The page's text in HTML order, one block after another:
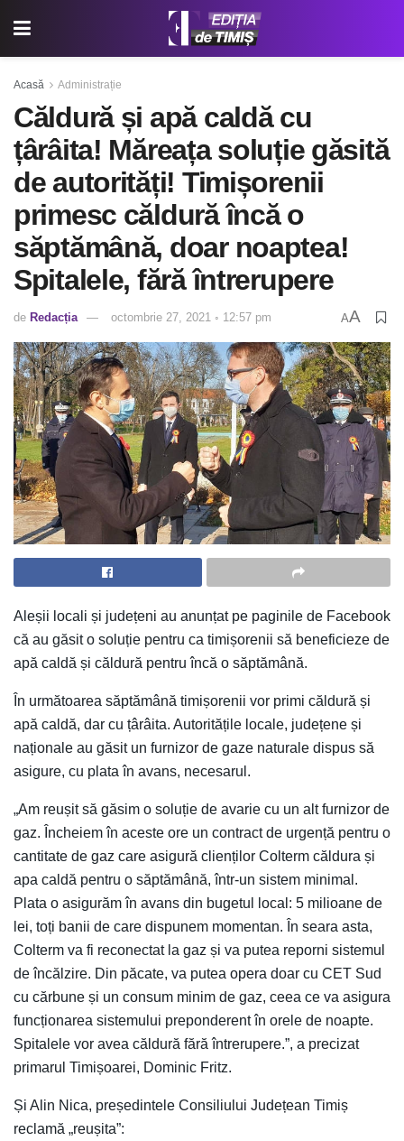
Acasă Administrație
Căldură și apă caldă cu
țârâita! Măreața soluție găsită
de autorități! Timișorenii
primesc căldură încă o
săptămână, doar noaptea!
Spitalele, fără întrerupere
de Redacția octombrie 27, 2021 ◦ 12:57 pm AA
Aleșii locali și județeni au anunțat pe paginile de Facebook
că au găsit o soluție pentru ca timișorenii să beneficieze de
apă caldă și căldură pentru încă o săptămână.
În următoarea săptămână timișorenii vor primi căldură și
apă caldă, dar cu țârâita. Autoritățile locale, județene și
naționale au găsit un furnizor de gaze naturale dispus să
asigure, cu plata în avans, necesarul.
„Am reușit să găsim o soluție de avarie cu un alt furnizor de
gaz. Încheiem în aceste ore un contract de urgență pentru o
cantitate de gaz care asigură clienților Colterm căldura și
apa caldă pentru o săptămână, într-un sistem minimal.
Plata o asigurăm în avans din bugetul local: 5 milioane de
lei, toți banii de care dispunem momentan. În seara asta,
Colterm va fi reconectat la gaz și va putea reporni sistemul
de încălzire. Din păcate, va putea opera doar cu CET Sud
cu cărbune și un consum minim de gaz, ceea ce va asigura
funcționarea sistemului preponderent în orele de noapte.
Spitalele vor avea căldură fără întrerupere.”, a precizat
primarul Timișoarei, Dominic Fritz.
Și Alin Nica, președintele Consiliului Județean Timiș
reclamă „reușita”: